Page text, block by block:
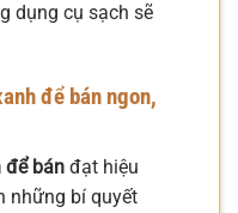
dụng cụ sạch sẽ
để bán ngon,
để bán đạt hiệu
những bí quyết